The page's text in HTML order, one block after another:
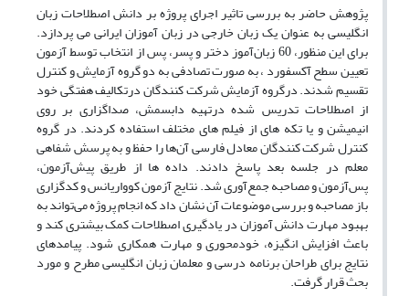
پژوهش حاضر به بررسی تاثیر اجرای پروژه‌ بر دانش اصطلاحات زبان
انگلیسی به عنوان یک زبان خارجی در زبان آموزان ایرانی می پردازد.
برای این منظور، 60 زبان‌آموز دختر و پسر، پس از انتخاب توسط آزمون
تعیین سطح آکسفورد ، به صورت تصادفی به دو گروه آزمایش و کنترل
تقسیم شدند. درگروه آزمایش شرکت کنندگان درتکالیف هفتگی خود
از اصطلاحات تدریس شده درتهیه دابسمش، صداگزاری بر روی
انیمیشن و یا تکه های از فیلم های مختلف استفاده کردند. در گروه
کنترل شرکت کنندگان معادل‌ فارسی آن‌ها را حفظ و به پرسش شفاهی
معلم در جلسه بعد پاسخ دادند. داده ها از طریق پیش‌آزمون،
پس‌آزمون و مصاحبه جمع‌آوری شد. نتایج آزمون کوواریانس و کدگزاری
باز مصاحبه و بررسی موضوعات آن نشان داد که انجام پروژه‌ می‌تواند به
بهبود مهارت دانش آموزان در یادگیری اصطلاحات کمک بیشتری کند و
باعث افزایش انگیزه، خودمحوری و مهارت همکاری شود. پیامدهای
نتایج برای طراحان برنامه درسی و معلمان زبان انگلیسی مطرح و مورد
بحث قرار گرفت.